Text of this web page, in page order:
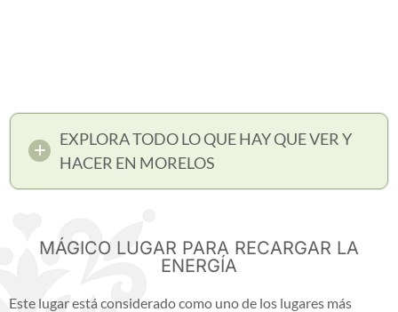
EXPLORA TODO LO QUE HAY QUE VER Y
HACER EN MORELOS
MÁGICO LUGAR PARA RECARGAR LA
ENERGÍA
Este lugar está considerado como uno de los lugares más